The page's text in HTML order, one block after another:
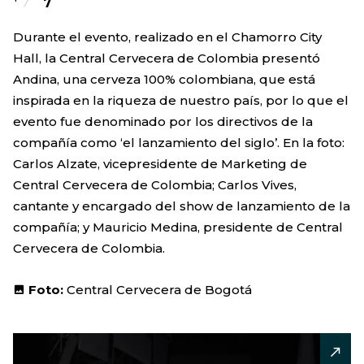
Durante el evento, realizado en el Chamorro City
Hall, la Central Cervecera de Colombia presentó
Andina, una cerveza 100% colombiana, que está
inspirada en la riqueza de nuestro país, por lo que el
evento fue denominado por los directivos de la
compañía como ‘el lanzamiento del siglo’. En la foto:
Carlos Alzate, vicepresidente de Marketing de
Central Cervecera de Colombia; Carlos Vives,
cantante y encargado del show de lanzamiento de la
compañía; y Mauricio Medina, presidente de Central
Cervecera de Colombia.
Foto: Central Cervecera de Bogotá